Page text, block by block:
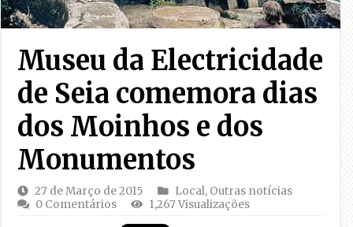
Museu da Electricidade
de Seia comemora dias
dos Moinhos e dos
Monumentos
27 de Março de 2015 Local, Outras notícias
0 Comentários
1,267 Visualizações